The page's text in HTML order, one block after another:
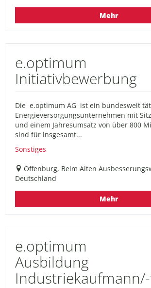
Mehr
e.optimum
Initiativbewerbung
Die e.optimum AG ist ein bundesweit
Energieversorgungsunternehmen mit
und einem Jahresumsatz von über 800
sind für insgesamt...
Sonstiges
Offenburg, Beim Alten
Deutschland
Mehr
e.optimum
Ausbildung